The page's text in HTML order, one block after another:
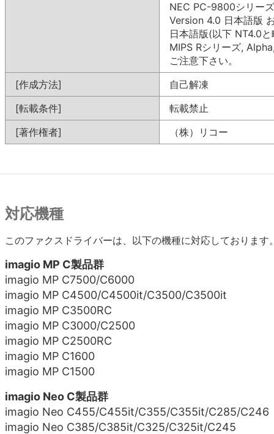
NEC PC-9800シリー
Version 4.0 日本語版
日本語版(以下 NT4.0
MIPS Rシリーズ,
ご注意下さい。
[作成方法]
自己解凍
[転載条件]
転載禁止
[著作権者]
（株）リコー
対応機種
このファクスドライバーは、以下の機種に対応しております
imagio MP C製品群
imagio MP C7500/C6000
imagio MP C4500/C4500it/C3500/C3500it
imagio MP C3500RC
imagio MP C3000/C2500
imagio MP C2500RC
imagio MP C1600
imagio MP C1500
imagio Neo C製品群
imagio Neo C455/C455it/C355/C355it/C285/C246
imagio Neo C385/C385it/C325/C325it/C245